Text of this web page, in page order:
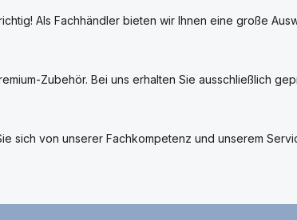
Als Fachhändler bieten wir Ihnen eine große
Zubehör. Bei uns erhalten Sie ausschließlich
sich von unserer Fachkompetenz und unserem